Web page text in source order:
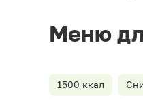
Меню
1500 ккал